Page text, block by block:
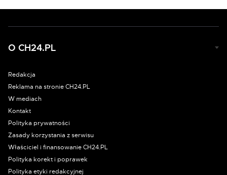
O CH24.PL
Redakcja
Reklama na stronie CH24.PL
W mediach
Kontakt
Polityka prywatności
Zasady korzystania z serwisu
Właściciel i finansowanie CH24.PL
Polityka korekt i poprawek
Polityka etyki redakcyjnej